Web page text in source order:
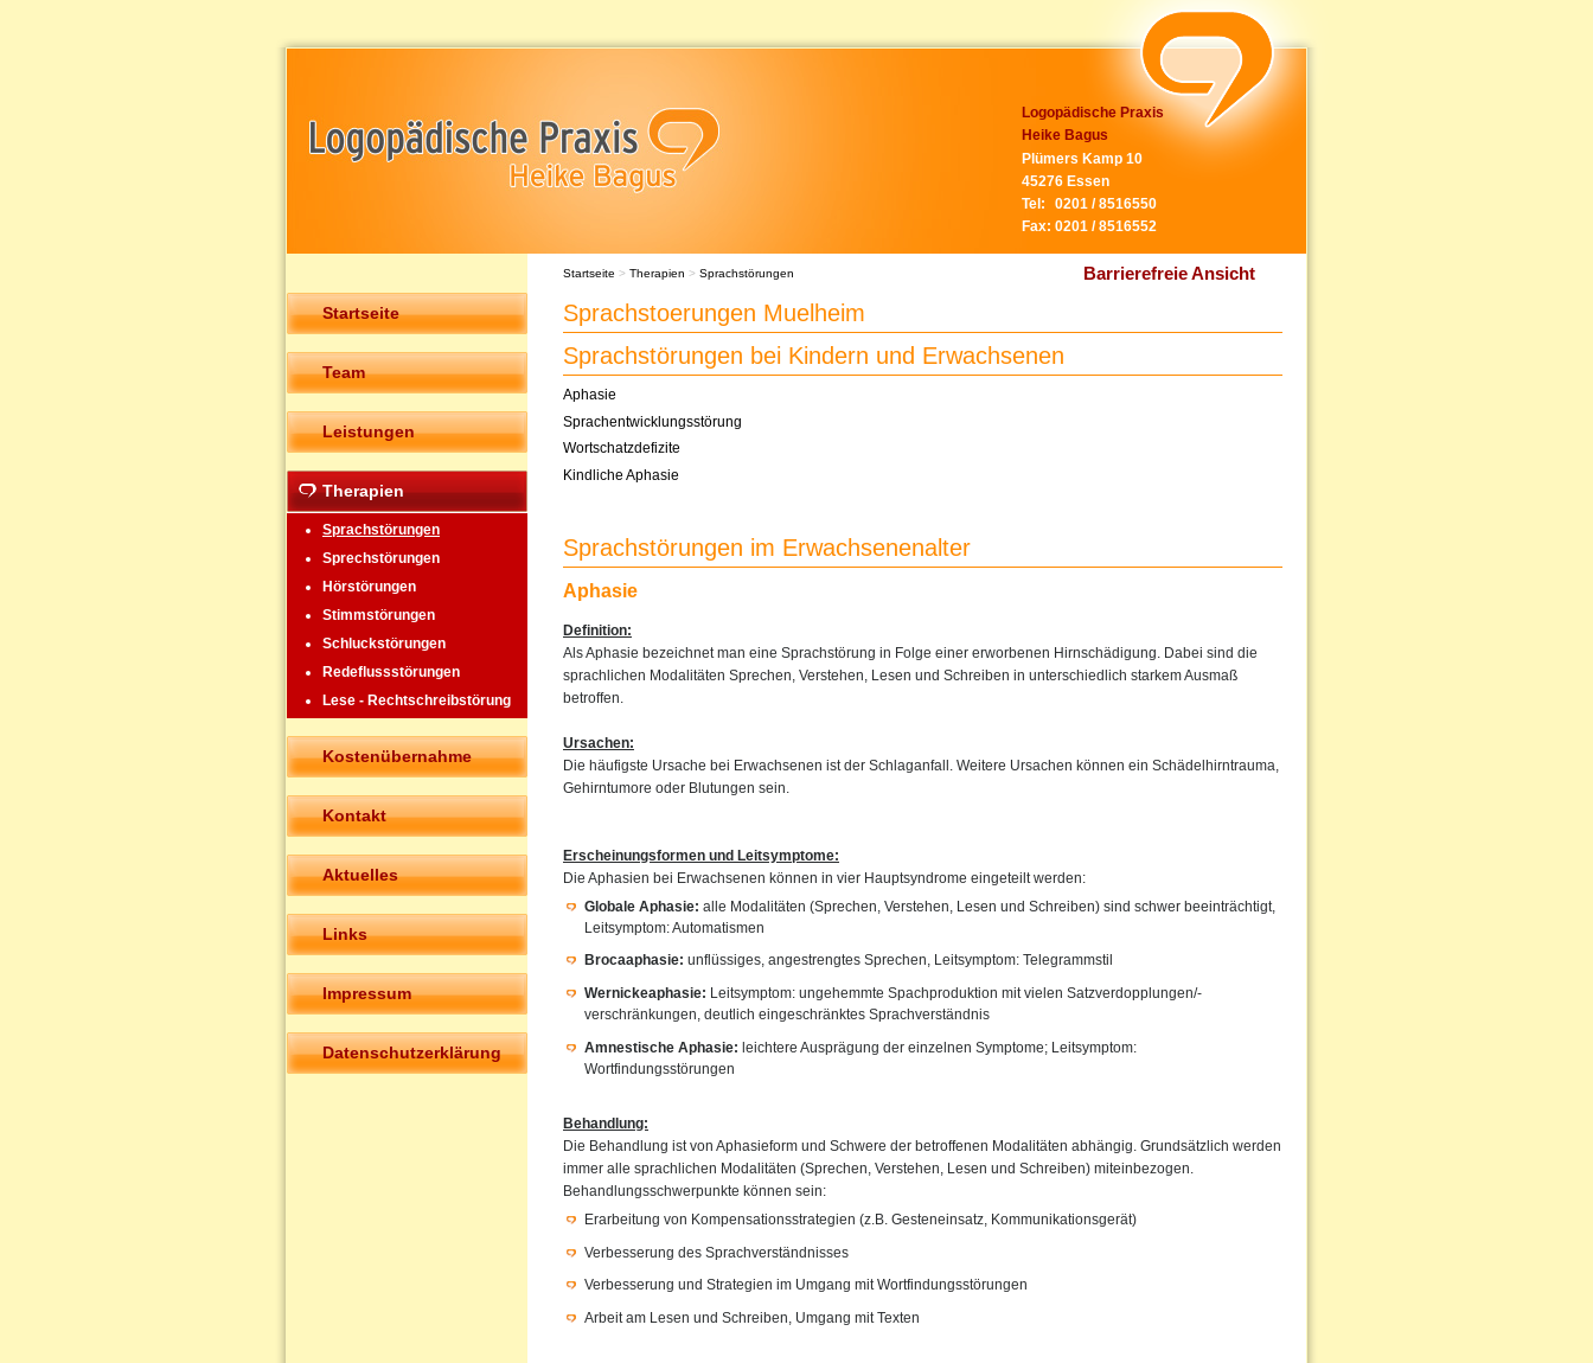
Logopädische Praxis
Heike Bagus
Plümers Kamp 10
45276 Essen
Tel:
0201 / 8516550
Fax: 0201 / 8516552
Barrierefreie Ansicht
Startseite
Team
Leistungen
Therapien
Sprachstörungen
Sprechstörungen
Hörstörungen
Stimmstörungen
Schluckstörungen
Redeflussstörungen
Lese - Rechtschreibstörung
Kostenübernahme
Kontakt
Aktuelles
Links
Impressum
Datenschutzerklärung
Startseite > Therapien > Sprachstörungen
Sprachstoerungen Muelheim
Sprachstörungen bei Kindern und Erwachsenen
Aphasie
Sprachentwicklungsstörung
Wortschatzdefizite
Kindliche Aphasie
Sprachstörungen im Erwachsenenalter
Aphasie
Definition:
Als Aphasie bezeichnet man eine Sprachstörung in Folge einer erworbenen Hirnschädigung. Dabei sind die
sprachlichen Modalitäten Sprechen, Verstehen, Lesen und Schreiben in unterschiedlich starkem Ausmaß
betroffen.
Ursachen:
Die häufigste Ursache bei Erwachsenen ist der Schlaganfall. Weitere Ursachen können ein Schädelhirntrauma,
Gehirntumore oder Blutungen sein.
Erscheinungsformen und Leitsymptome:
Die Aphasien bei Erwachsenen können in vier Hauptsyndrome eingeteilt werden:
Globale Aphasie: alle Modalitäten (Sprechen, Verstehen, Lesen und Schreiben) sind schwer beeinträchtigt,
Leitsymptom: Automatismen
Brocaaphasie: unflüssiges, angestrengtes Sprechen, Leitsymptom: Telegrammstil
Wernickeaphasie: Leitsymptom: ungehemmte Spachproduktion mit vielen Satzverdopplungen/-
verschränkungen, deutlich eingeschränktes Sprachverständnis
Amnestische Aphasie: leichtere Ausprägung der einzelnen Symptome; Leitsymptom:
Wortfindungsstörungen
Behandlung:
Die Behandlung ist von Aphasieform und Schwere der betroffenen Modalitäten abhängig. Grundsätzlich werden
immer alle sprachlichen Modalitäten (Sprechen, Verstehen, Lesen und Schreiben) miteinbezogen.
Behandlungsschwerpunkte können sein:
Erarbeitung von Kompensationsstrategien (z.B. Gesteneinsatz, Kommunikationsgerät)
Verbesserung des Sprachverständnisses
Verbesserung und Strategien im Umgang mit Wortfindungsstörungen
Arbeit am Lesen und Schreiben, Umgang mit Texten